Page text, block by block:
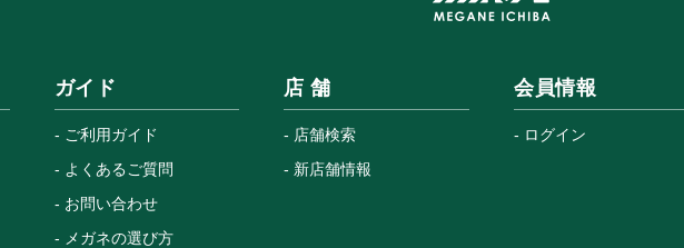
ガイド
ご利用ガイド
よくあるご質問
お問い合わせ
メガネの選び方
店 舗
店舗検索
新店舗情報
会員情報
ログイン